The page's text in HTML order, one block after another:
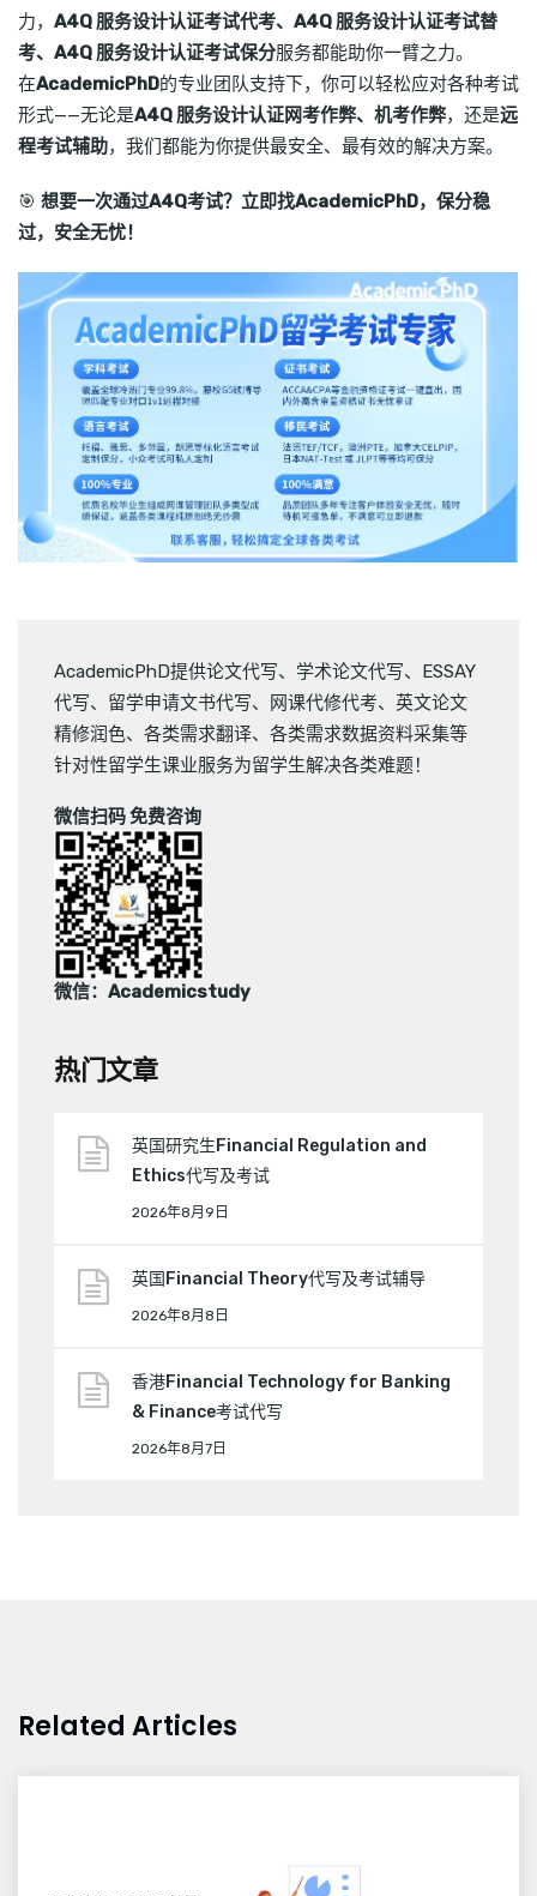
力， A4Q 服务设计认证考试代考、A4Q 服务设计认证考试替
考、A4Q 服务设计认证考试保分服务都能助你一臂之力。
在AcademicPhD的专业团队支持下，你可以轻松应对各种考试
形式——无论是A4Q 服务设计认证网考作弊、机考作弊，还是远
程考试辅助，我们都能为你提供最安全、最有效的解决方案。
🎯 想要一次通过A4Q考试？立即找AcademicPhD，保分稳
过，安全无忧！
AcademicPhD提供论文代写、 学术论文代写、
ESSAY
代写、 留学申请文书代写、 网课代修代考、 英文论文
精修润色、 各类需求翻译、 各类需求数据资料采集等
针对性留学生课业服务为留学生解决各类难题！
微信扫码 免费咨询
微信：Academicstudy
热门文章
英国研究生Financial Regulation and
Ethics代写及考试
2026年8月9日
英国Financial Theory代写及考试辅导
2026年8月8日
香港Financial Technology for Banking
& Finance考试代写
2026年8月7日
Related Articles